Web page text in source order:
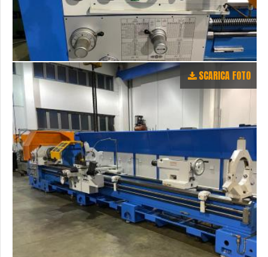
SCARICA FOTO